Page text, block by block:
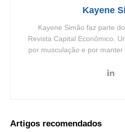
Kayene
Kayene Simão faz parte
Revista Capital Econômico.
por musculação e por manter
Artigos recomendados